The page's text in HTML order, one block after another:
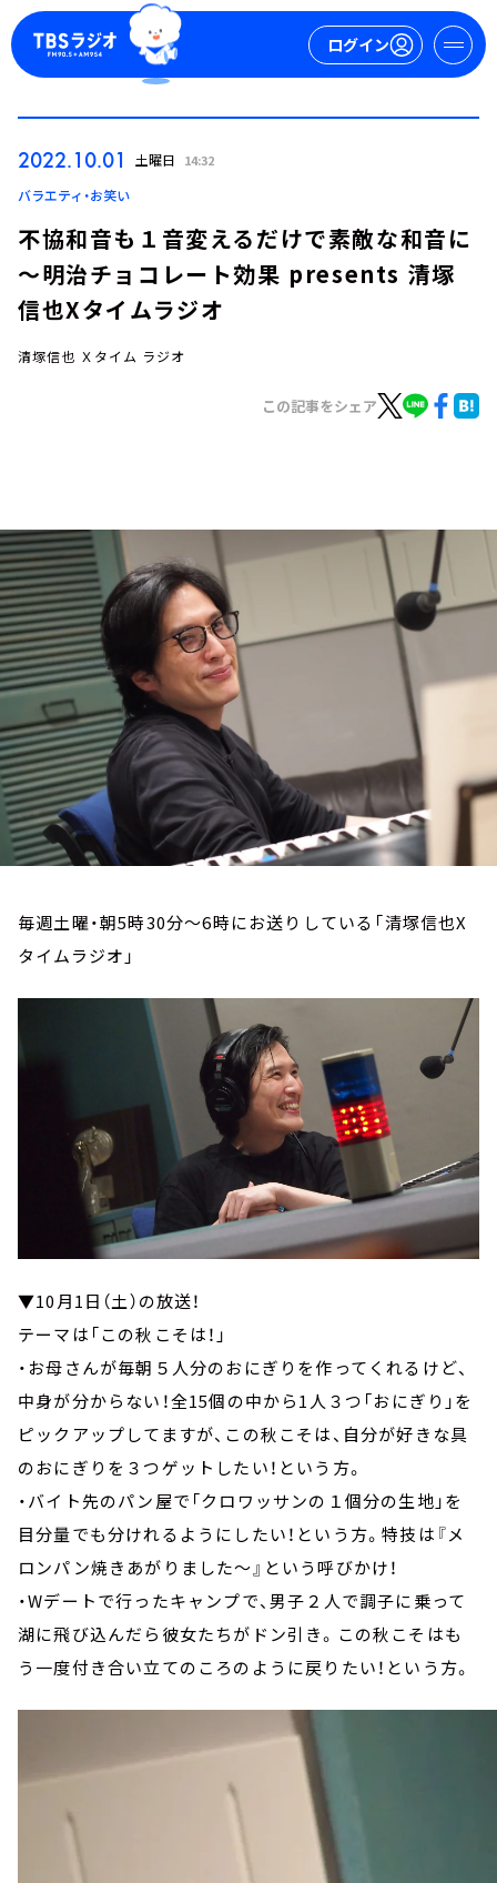
ログイン
ログイン
イベント・グッズ
YouTube
会社情報
2022.10.01 土曜日 14:32
バラエティ・お笑い
不協和音も１音変えるだけで素敵な和音に
～明治チョコレート効果 presents 清塚
信也Xタイムラジオ
清塚信也 Ｘタイム ラジオ
この記事をシェア
毎週土曜・朝5時30分～6時にお送りしている「清塚信也X
タイムラジオ」
▼10月1日（土）の放送！
テーマは「この秋こそは！」
・お母さんが毎朝５人分のおにぎりを作ってくれるけど、
中身が分からない！全15個の中から1人３つ「おにぎり」を
ピックアップしてますが、この秋こそは、自分が好きな具
のおにぎりを３つゲットしたい！という方。
・バイト先のパン屋で「クロワッサンの１個分の生地」を
目分量でも分けれるようにしたい！という方。特技は『メ
ロンパン焼きあがりました～』という呼びかけ！
・Wデートで行ったキャンプで、男子２人で調子に乗って
湖に飛び込んだら彼女たちがドン引き。この秋こそはも
う一度付き合い立てのころのように戻りたい！という方。